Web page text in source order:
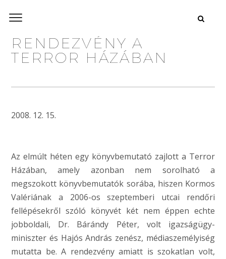
RENDEZVÉNY A
TERROR HÁZÁBAN
2008. 12. 15.
Az elmúlt héten egy könyvbemutató zajlott a Terror
Házában, amely azonban nem sorolható a
megszokott könyvbemutatók sorába, hiszen Kormos
Valériának a 2006-os szeptemberi utcai rendőri
fellépésekről szóló könyvét két nem éppen echte
jobboldali, Dr. Bárándy Péter, volt igazságügy-
miniszter és Hajós András zenész, médiaszemélyiség
mutatta be. A rendezvény amiatt is szokatlan volt,